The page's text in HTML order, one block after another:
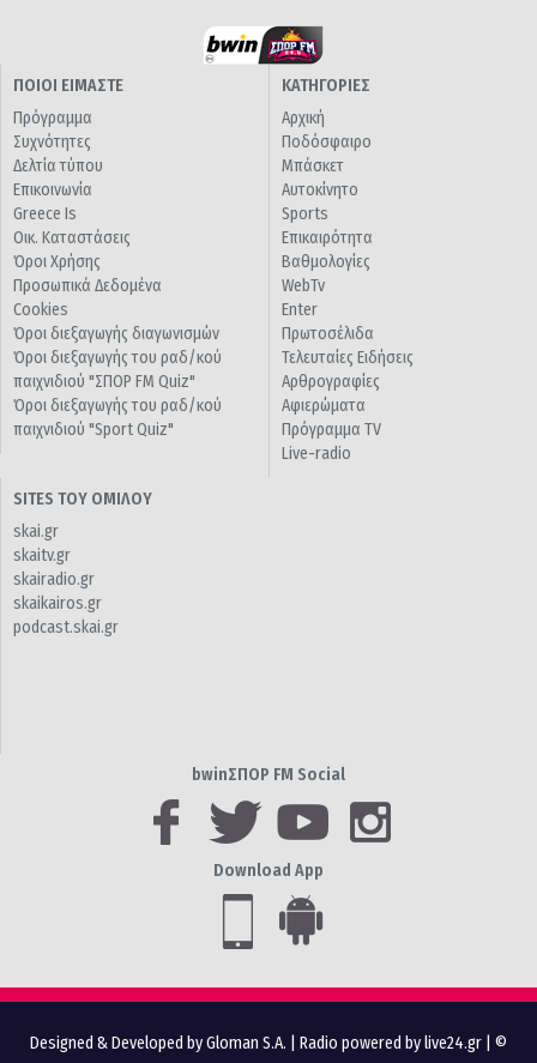
ΠΟΙΟΙ ΕΙΜΑΣΤΕ
Πρόγραμμα
Συχνότητες
Δελτία τύπου
Επικοινωνία
Greece Is
Οικ. Καταστάσεις
Όροι Χρήσης
Προσωπικά Δεδομένα
Cookies
Όροι διεξαγωγής διαγωνισμών
Όροι διεξαγωγής του ραδ/κού
παιχνιδιού "ΣΠΟΡ FM Quiz"
Όροι διεξαγωγής του ραδ/κού
παιχνιδιού "Sport Quiz"
ΚΑΤΗΓΟΡΙΕΣ
Αρχική
Ποδόσφαιρο
Μπάσκετ
Αυτοκίνητο
Sports
Επικαιρότητα
Βαθμολογίες
WebTv
Enter
Πρωτοσέλιδα
Τελευταίες Ειδήσεις
Αρθρογραφίες
Αφιερώματα
Πρόγραμμα TV
Live-radio
SITES ΤΟΥ ΟΜΙΛΟΥ
skai.gr
skaitv.gr
skairadio.gr
skaikairos.gr
podcast.skai.gr
bwinΣΠΟΡ FM Social
Download App
Designed & Developed by Gloman S.A. Radio powered by live24.gr | ©